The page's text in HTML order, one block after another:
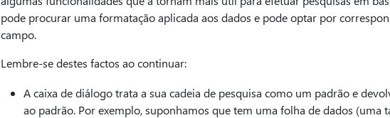
pode procurar uma formatação aplicada aos dados e pode optar por
campo.
Lembre-se destes factos ao continuar:
A caixa de diálogo trata a sua cadeia de pesquisa como um padrão e
ao padrão. Por exemplo, suponhamos que tem uma folha de dados (uma